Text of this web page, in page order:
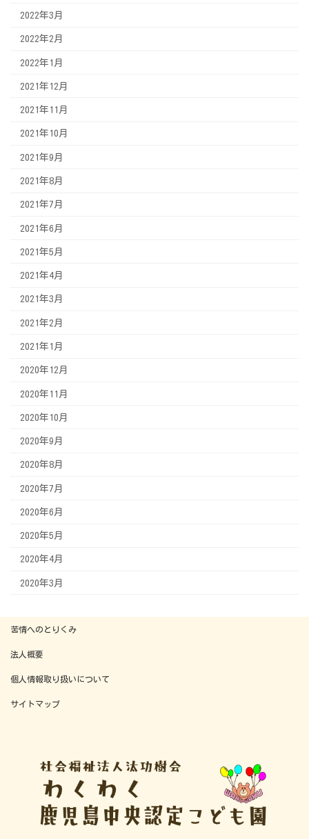
2022年3月
2022年2月
2022年1月
2021年12月
2021年11月
2021年10月
2021年9月
2021年8月
2021年7月
2021年6月
2021年5月
2021年4月
2021年3月
2021年2月
2021年1月
2020年12月
2020年11月
2020年10月
2020年9月
2020年8月
2020年7月
2020年6月
2020年5月
2020年4月
2020年3月
苦情へのとりくみ
法人概要
個人情報取り扱いについて
サイトマップ